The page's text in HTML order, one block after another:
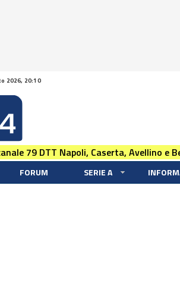
2026, 20:10
79 DTT Napoli, Caserta, Avellino e
FORUM SERIE A